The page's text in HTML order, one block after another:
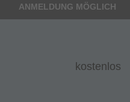
ANMELDUNG MÖGLICH
kostenlos